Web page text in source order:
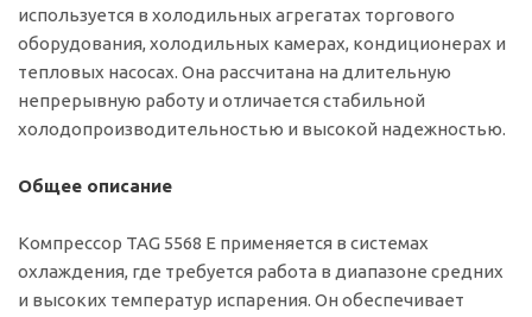
используется в холодильных агрегатах торгового
оборудования, холодильных камерах, кондиционерах и
тепловых насосах. Она рассчитана на длительную
непрерывную работу и отличается стабильной
холодопроизводительностью и высокой надежностью.
Общее описание
Компрессор TAG 5568 E применяется в системах
охлаждения, где требуется работа в диапазоне средних
и высоких температур испарения. Он обеспечивает